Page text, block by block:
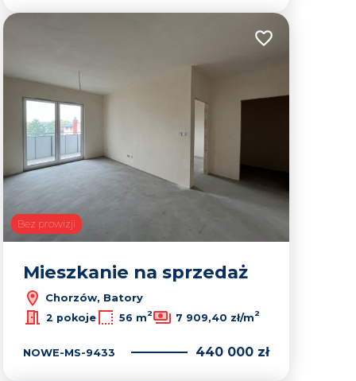
Bez prowizji
Dodaj do
Mieszkanie na sprzedaż
Chorzów, Batory
2 pokoje 56 m2 7 909,40 zł/m2
NOWE-MS-9433 440 000 zł